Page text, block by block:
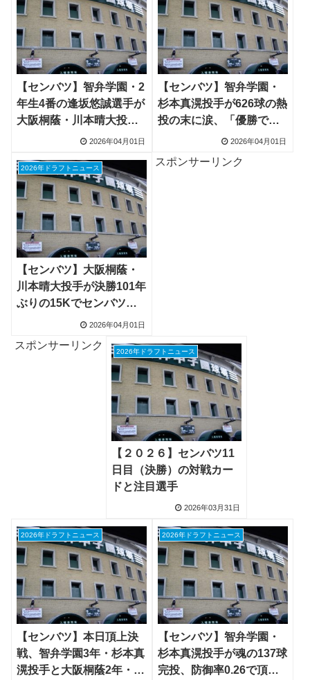
【センバツ】智弁学園・2
年生4番の逢坂悠誠選手が
大阪桐蔭・川本晴大投手
から同点弾、打の主役も
2026年04月01日
【センバツ】智弁学園・
杉本真滉投手が626球の熱
投の末に涙、「優勝でき
なかったのは実力のな
2026年04月01日
2026年ドラフトニュース
【センバツ】大阪桐蔭・
川本晴大投手が決勝101年
ぶりの15Kでセンバツ制
覇、2年生怪物エース
2026年04月01日
スポンサーリンク
スポンサーリンク
2026年ドラフトニュース
【２０２６】センバツ11
日目（決勝）の対戦カー
ドと注目選手
2026年03月31日
2026年ドラフトニュース
【センバツ】本日頂上決
戦、智弁学園3年・杉本真
滉投手と大阪桐蔭2年・川
2026年ドラフトニュース
【センバツ】智弁学園・
杉本真滉投手が魂の137球
完投、防御率0.26で頂点